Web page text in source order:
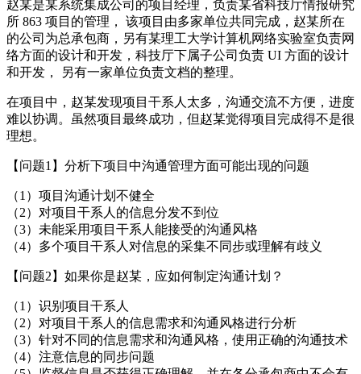
论
22
赵某是某系统集成公司的项目经理，负责某省科技厅情报研究
所 863 项目的管理， 该项目由多家单位共同完成，赵某所在
的公司为总承包商，另有某理工大学计算机网络实验室负责网
络方面的设计和开发，科技厅下属子公司负责 UI 方面的设计
和开发， 另有一家单位负责文档的整理。
在项目中，赵某发现项目干系人太多，沟通交流不方便，进度
难以协调。虽然项目最终成功，但赵某觉得项目完成得不是很
理想。
【问题1】分析下项目中沟通管理方面可能出现的问题
（1）项目沟通计划不健全
（2）对项目干系人的信息分发不到位
（3）未能采用项目干系人能接受的沟通风格
（4）多个项目干系人对信息的采集不同步或理解有歧义
【问题2】如果你是赵某，应如何制定沟通计划？
（1）识别项目干系人
（2）对项目干系人的信息需求和沟通风格进行分析
（3）针对不同的信息需求和沟通风格，使用正确的沟通技术
（4）注意信息的同步问题